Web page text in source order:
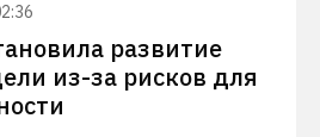
развитие
из-за рисков для